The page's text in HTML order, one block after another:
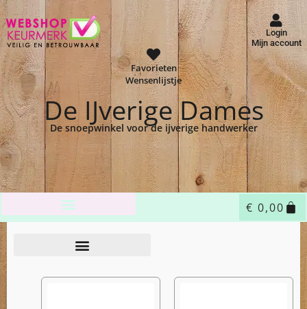
Login
Mijn account
Favorieten
Wensenlijstje
De IJverige Dames
De snoepwinkel voor de ijverige handwerker
€ 0,00